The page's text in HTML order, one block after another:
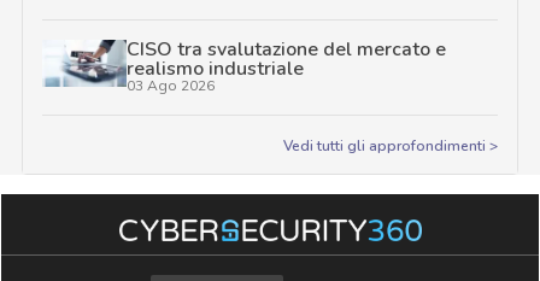
CISO tra svalutazione del mercato e
realismo industriale
03 Ago 2026
Vedi tutti gli approfondimenti >